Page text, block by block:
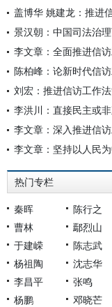
盖博华 姚建龙：推进
景汉朝：中国司法治
李文章：全面推进信
陈柏峰：论新时代信
刘宏：推进信访工作
李洪川：直接民主或
李文章：深入推进信
李文章：坚持以人民
热门专栏
秦晖 陈行之
曹林
鄢烈山
于建嵘
陈志武
杨祖陶
沈志华
李昌平
张鸣
杨鹏
邓晓芒